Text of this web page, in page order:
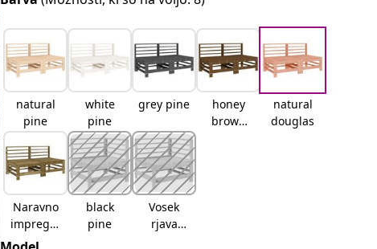
natural
pine
white
pine
grey pine
honey
brown
natural
douglas
Naravno
impregni
rano
black
pine
Vosek
rjava